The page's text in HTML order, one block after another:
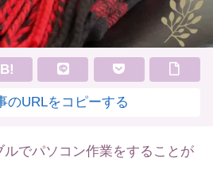
B!
のURLをコピーする
でパソコン作業をすることが